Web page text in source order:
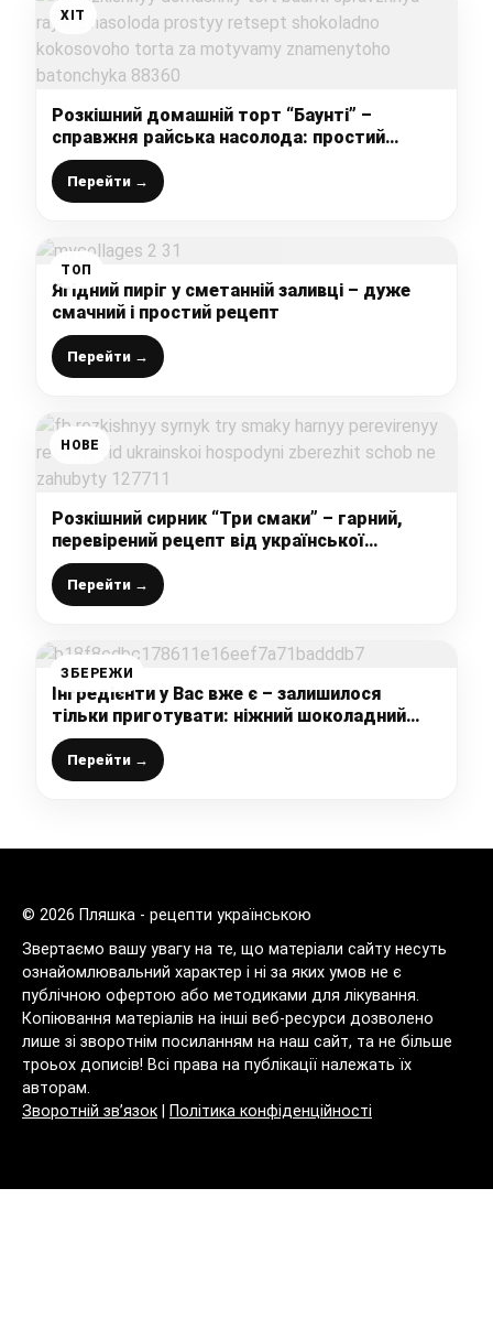
ХІТ
Розкішний домашній торт “Баунті” –
справжня райська насолода: простий
рецепт шоколадно-кокосового торта, за
мотивами знаменитого батончика
Перейти →
ТОП
Ягідний пиріг у сметанній заливці – дуже
смачний і простий рецепт
Перейти →
НОВЕ
Розкішний сирник “Три смаки” – гарний,
перевірений рецепт від української
господині. Збережіть, щоб не загубити!
Перейти →
ЗБЕРЕЖИ
Інгредієнти у Вас вже є – залишилося
тільки приготувати: ніжний шоколадний
торт із ароматним молочним кремом –
справжня насолода
Перейти →
© 2026 Пляшка - рецепти українською
Звертаємо вашу увагу на те, що матеріали сайту несуть
ознайомлювальний характер і ні за яких умов не є
публічною офертою або методиками для лікування.
Копіювання матеріалів на інші веб-ресурси дозволено
лише зі зворотнім посиланням на наш сайт, та не більше
троьох дописів! Всі права на публікації належать їх
авторам.
Зворотній зв’язок
Політика конфіденційності